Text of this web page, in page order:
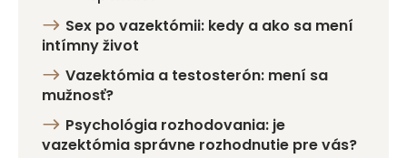
Sex po vazektómii: kedy a ako sa mení
intímny život
Vazektómia a testosterón: mení sa
mužnosť?
Psychológia rozhodovania: je
vazektómia správne rozhodnutie pre vás?